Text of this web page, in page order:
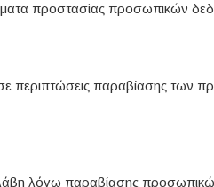
προστασίας προσωπικών
περιπτώσεις παραβίασης των
λόγω παραβίασης